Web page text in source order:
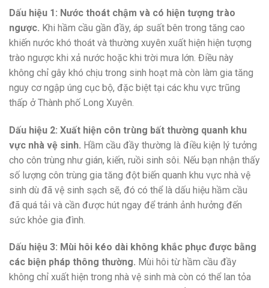
Dấu hiệu 1: Nước thoát chậm và có hiện tượng trào
ngược. Khi hầm cầu gần đầy, áp suất bên trong tăng cao
khiến nước khó thoát và thường xuyên xuất hiện hiện tượng
trào ngược khi xả nước hoặc khi trời mưa lớn. Điều này
không chỉ gây khó chịu trong sinh hoạt mà còn làm gia tăng
nguy cơ ngập úng cục bộ, đặc biệt tại các khu vực trũng
thấp ở Thành phố Long Xuyên.
Dấu hiệu 2: Xuất hiện côn trùng bất thường quanh khu
vực nhà vệ sinh. Hầm cầu đầy thường là điều kiện lý tưởng
cho côn trùng như gián, kiến, ruồi sinh sôi. Nếu bạn nhận thấy
số lượng côn trùng gia tăng đột biến quanh khu vực nhà vệ
sinh dù đã vệ sinh sạch sẽ, đó có thể là dấu hiệu hầm cầu
đã quá tải và cần được hút ngay để tránh ảnh hưởng đến
sức khỏe gia đình.
Dấu hiệu 3: Mùi hôi kéo dài không khắc phục được bằng
các biện pháp thông thường. Mùi hôi từ hầm cầu đầy
không chỉ xuất hiện trong nhà vệ sinh mà còn có thể lan tỏa